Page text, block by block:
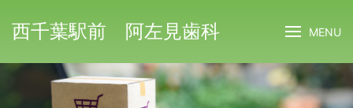
西千葉駅前 阿左見歯科 MENU